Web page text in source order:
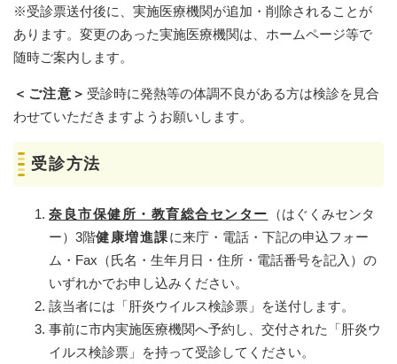
※受診票送付後に、実施医療機関が追加・削除されることが
あります。変更のあった実施医療機関は、ホームページ等で
随時ご案内します。
＜ご注意＞ 受診時に発熱等の体調不良がある方は検診を見合
わせていただきますようお願いします。
受診方法
奈良市保健所・教育総合センター （はぐくみセンタ
ー）3階健康増進課に来庁・電話・下記の申込フォー
ム・Fax（氏名・生年月日・住所・電話番号を記入）の
いずれかでお申し込みください。
該当者には「肝炎ウイルス検診票」を送付します。
事前に市内実施医療機関へ予約し、交付された「肝炎ウ
イルス検診票」を持って受診してください。